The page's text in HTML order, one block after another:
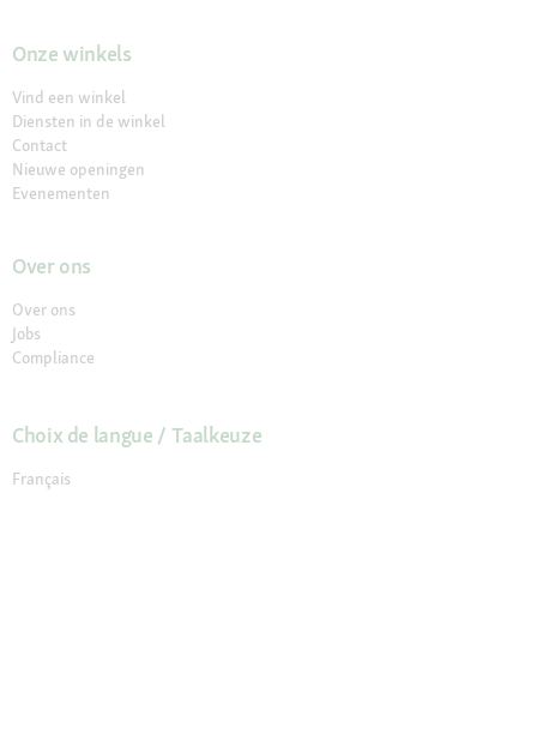
Onze winkels
Vind een winkel
Diensten in de winkel
Contact
Nieuwe openingen
Evenementen
Over ons
Over ons
Jobs
Compliance
Choix de langue / Taalkeuze
Français